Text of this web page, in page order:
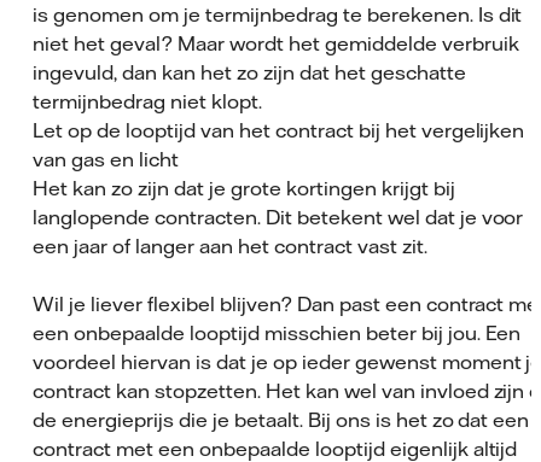
is genomen om je termijnbedrag te berekenen. Is dit
niet het geval? Maar wordt het gemiddelde verbruik
ingevuld, dan kan het zo zijn dat het geschatte
termijnbedrag niet klopt.
Let op de looptijd van het contract bij het vergelijken
van gas en licht
Het kan zo zijn dat je grote kortingen krijgt bij
langlopende contracten. Dit betekent wel dat je voor
een jaar of langer aan het contract vast zit.
Wil je liever flexibel blijven? Dan past een contract
een onbepaalde looptijd misschien beter bij jou. Een
voordeel hiervan is dat je op ieder gewenst moment
contract kan stopzetten. Het kan wel van invloed zijn
de energieprijs die je betaalt. Bij ons is het zo dat een
contract met een onbepaalde looptijd eigenlijk altijd